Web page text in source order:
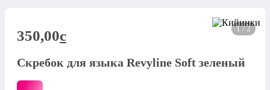
1 / 2
350,00c
Скребок для языка Revyline Soft зеленый